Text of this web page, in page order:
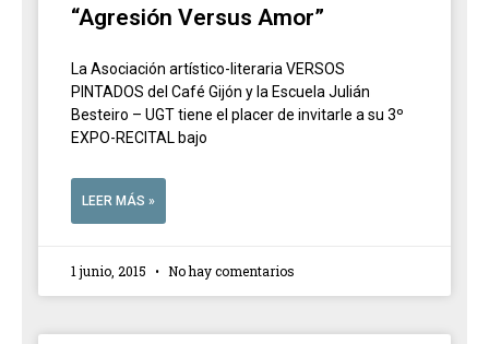
“Agresión Versus Amor”
La Asociación artístico-literaria VERSOS
PINTADOS del Café Gijón y la Escuela Julián
Besteiro – UGT tiene el placer de invitarle a su 3º
EXPO-RECITAL bajo
LEER MÁS »
1 junio, 2015 No hay comentarios